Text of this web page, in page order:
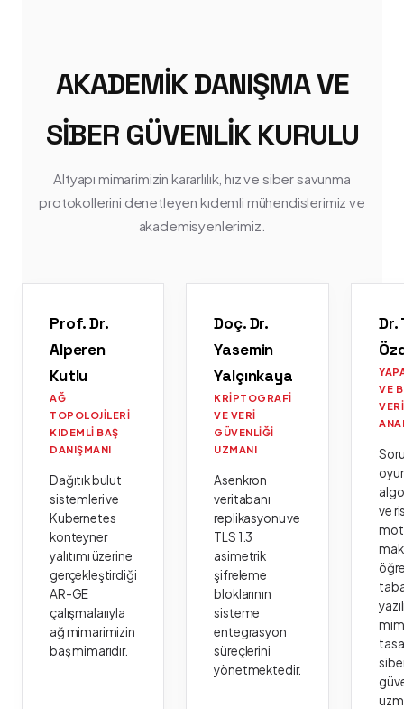
AKADEMIK DANIŞMA VE
SIBER GÜVENLIK KURULU
Altyapı mimarimizin kararlılık, hız ve siber savunma
protokollerini denetleyen kıdemli mühendislerimiz ve
akademisyenlerimiz.
Prof. Dr.
Alperen
Kutlu
AĞ
TOPOLOJILERI
KIDEMLI BAŞ
DANIŞMANI
Dağıtık bulut
sistemleri ve
Kubernetes
konteyner
yalıtımı üzerine
gerçekleştirdiği
AR-GE
çalışmalarıyla
ağ mimarimizin
baş mimarıdır.
Doç. Dr.
Yasemin
Yalçınkaya
KRIPTOGRAFI
VE VERI
GÜVENLIĞI
UZMANI
Asenkron
veritabanı
replikasyonu ve
TLS 1.3
asimetrik
şifreleme
bloklarının
sisteme
entegrasyon
süreçlerini
yönetmektedir.
Dr.
VE
VERI
ve